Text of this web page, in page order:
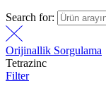
Search for:
Orijinallik Sorgulama
Tetrazinc
Filter